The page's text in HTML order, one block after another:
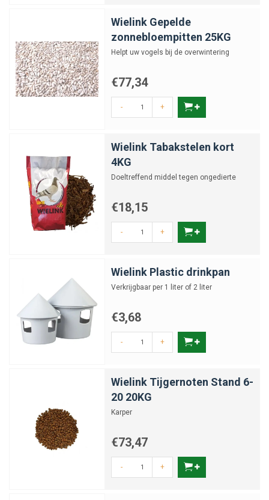
Wielink Gepelde
zonnebloempitten 25KG
Helpt uw vogels bij de overwintering
€77,34
- +
Wielink Tabakstelen kort
4KG
Doeltreffend middel tegen ongedierte
€18,15
- +
Wielink Plastic drinkpan
Verkrijgbaar per 1 liter of 2 liter
€3,68
- +
Wielink Tijgernoten Stand 6-
20 20KG
Karper
€73,47
- +